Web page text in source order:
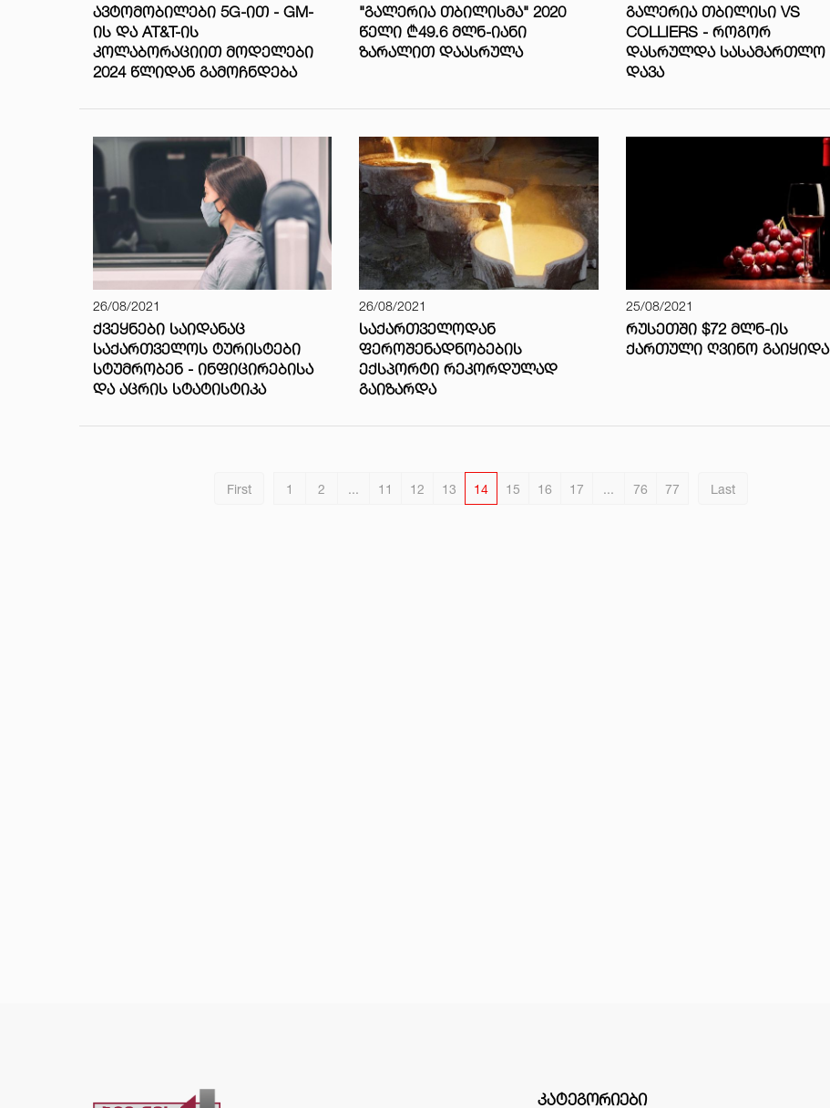
ᲐᲕᲢᲝᲛᲝᲑᲘᲚᲔᲑᲘ 5G-ᲘᲗ - GM-
ᲘᲡ ᲓᲐ AT&T-ᲘᲡ
ᲙᲝᲚᲐᲑᲝᲠᲐᲪᲘᲘᲗ ᲛᲝᲓᲔᲚᲔᲑᲘ
2024 ᲬᲚᲘᲓᲐᲜ ᲒᲐᲛᲝᲩᲜᲓᲔᲑᲐ
"ᲒᲐᲚᲔᲠᲘᲐ ᲗᲑᲘᲚᲘᲡᲛᲐ" 2020
ᲬᲔᲚᲘ ₾49.6 ᲛᲚᲜ-ᲘᲐᲜᲘ
ᲖᲐᲠᲐᲚᲘᲗ ᲓᲐᲐᲡᲠᲣᲚᲐ
ᲒᲐᲚᲔᲠᲘᲐ ᲗᲑᲘᲚᲘᲡᲘ VS
COLLIERS - ᲠᲝᲒᲝᲠ
ᲓᲐᲡᲠᲣᲚᲓᲐ ᲡᲐᲡᲐᲛᲐᲠᲗᲚᲝ
ᲓᲐᲕᲐ
26/08/2021
ᲥᲕᲔᲧᲜᲔᲑᲘ ᲡᲐᲘᲓᲐᲜᲐᲪ
ᲡᲐᲥᲐᲠᲗᲕᲔᲚᲝᲡ ᲢᲣᲠᲘᲡᲢᲔᲑᲘ
ᲡᲢᲣᲛᲠᲝᲑᲔᲜ - ᲘᲜᲤᲘᲪᲘᲠᲔᲑᲘᲡᲐ
ᲓᲐ ᲐᲪᲠᲘᲡ ᲡᲢᲐᲢᲘᲡᲢᲘᲙᲐ
26/08/2021
ᲡᲐᲥᲐᲠᲗᲕᲔᲚᲝᲓᲐᲜ
ᲤᲔᲠᲝᲨᲔᲜᲐᲓᲜᲝᲑᲔᲑᲘᲡ
ᲔᲥᲡᲞᲝᲠᲢᲘ ᲠᲔᲙᲝᲠᲓᲣᲚᲐᲓ
ᲒᲐᲘᲖᲐᲠᲓᲐ
25/08/2021
ᲠᲣᲡᲔᲗᲨᲘ $72 ᲛᲚᲜ-ᲘᲡ
ᲥᲐᲠᲗᲣᲚᲘ ᲦᲕᲘᲜᲝ ᲒᲐᲘᲧᲘᲓᲐ
First 1 2 ... 11 12 13 14 15 16 17 ... 76 77 Last
ᲙᲐᲢᲔᲒᲝᲠᲘᲔᲑᲘ